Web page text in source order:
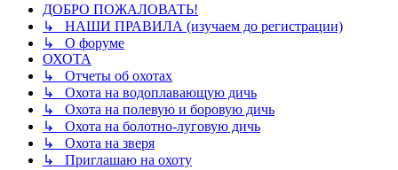
ДОБРО ПОЖАЛОВАТЬ!
↳ НАШИ ПРАВИЛА (изучаем до регистрации)
↳ О форуме
ОХОТА
↳ Отчеты об охотах
↳ Охота на водоплавающую дичь
↳ Охота на полевую и боровую дичь
↳ Охота на болотно-луговую дичь
↳ Охота на зверя
↳ Приглашаю на охоту